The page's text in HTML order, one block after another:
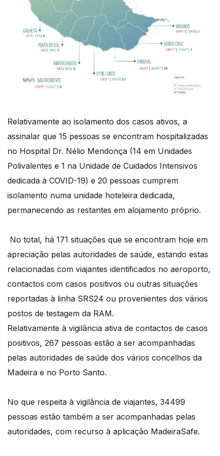
Relativamente ao isolamento dos casos ativos, a
assinalar que 15 pessoas se encontram hospitalizadas
no Hospital Dr. Nélio Mendonça (14 em Unidades
Polivalentes e 1 na Unidade de Cuidados Intensivos
dedicada à COVID-19) e 20 pessoas cumprem
isolamento numa unidade hoteleira dedicada,
permanecendo as restantes em alojamento próprio.
No total, há 171 situações que se encontram hoje em
apreciação pelas autoridades de saúde, estando estas
relacionadas com viajantes identificados no aeroporto,
contactos com casos positivos ou outras situações
reportadas à linha SRS24 ou provenientes dos vários
postos de testagem da RAM.
Relativamente à vigilância ativa de contactos de casos
positivos, 267 pessoas estão a ser acompanhadas
pelas autoridades de saúde dos vários concelhos da
Madeira e no Porto Santo.
No que respeita à vigilância de viajantes, 34499
pessoas estão também a ser acompanhadas pelas
autoridades, com recurso à aplicação MadeiraSafe.